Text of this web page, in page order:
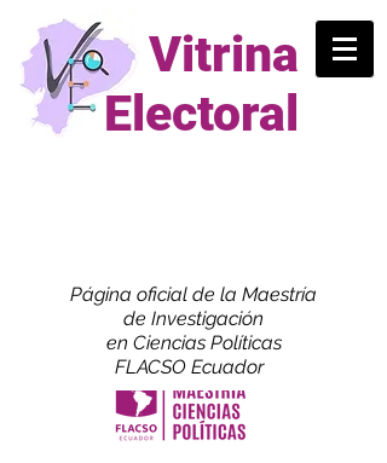
Vitrina
Electoral
Página oficial de la Maestría
de Investigación
en Ciencias Políticas
FLACSO Ecuador